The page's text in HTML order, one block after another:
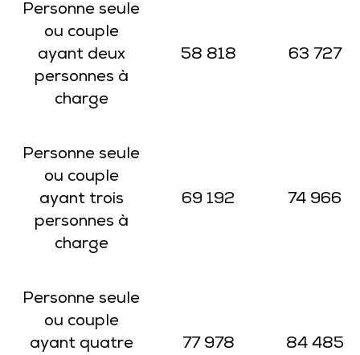
Personne seule
ou couple
ayant deux
personnes à
charge
58 818 63 727
Personne seule
ou couple
ayant trois
personnes à
charge
69 192 74 966
Personne seule
ou couple
ayant quatre
77 978 84 485